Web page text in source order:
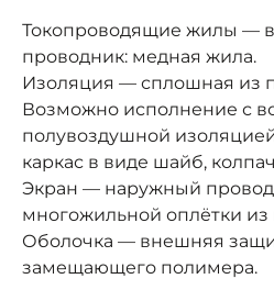
Токопроводящие жилы —
проводник: медная жила.
Изоляция — сплошная из
Возможно исполнение с
полувоздушной
каркас в виде шайб,
Экран — наружный
многожильной оплётки
Оболочка — внешняя
замещающего полимера.